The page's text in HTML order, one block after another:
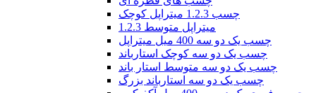
چسب 1.2.3 میتراپل کوچک
1.2.3 میتراپل متوسط
چسب یک دو سه 400 میل میتراپل
چسب یک دو سه کوچک استارباند
چسب یک دو سه متوسط استار باند
چسب یک دو سه استارباند بزرگ